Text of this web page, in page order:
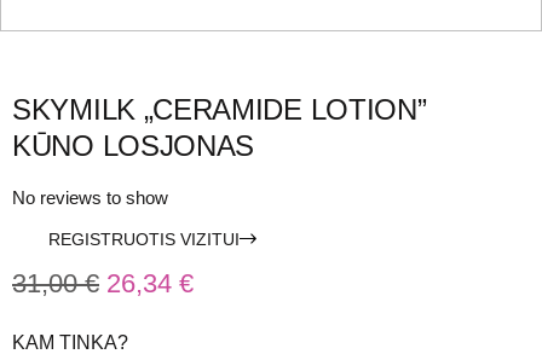
SKYMILK „CERAMIDE LOTION”
KŪNO LOSJONAS
No reviews to show
REGISTRUOTIS VIZITUI
31,00€ 26,34 €
KAM TINKA?